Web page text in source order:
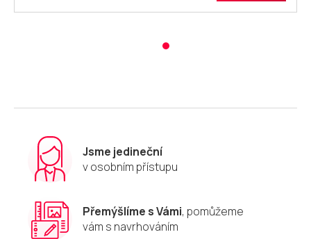
Jsme jedineční
v osobním přístupu
Přemýšlíme s Vámi, pomůžeme
vám s navrhováním